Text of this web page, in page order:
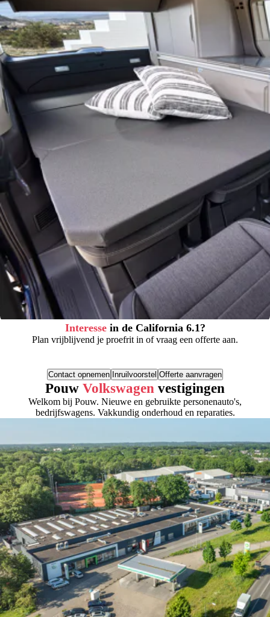
Interesse in de California 6.1?
Plan vrijblijvend je proefrit in of vraag een offerte aan.
Contact opnemen Inruilvoorstel Offerte aanvragen
Pouw Volkswagen vestigingen
Welkom bij Pouw. Nieuwe en gebruikte personenauto's,
bedrijfswagens. Vakkundig onderhoud en reparaties.